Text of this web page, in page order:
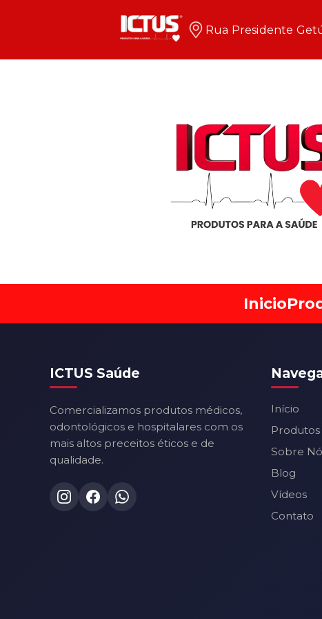
Rua Presidente
Inicio
ICTUS Saúde
Comercializamos produtos médicos,
odontológicos e hospitalares com os
mais altos preceitos éticos e de
qualidade.
Início
Produtos
Sobre
Blog
Vídeos
Contato